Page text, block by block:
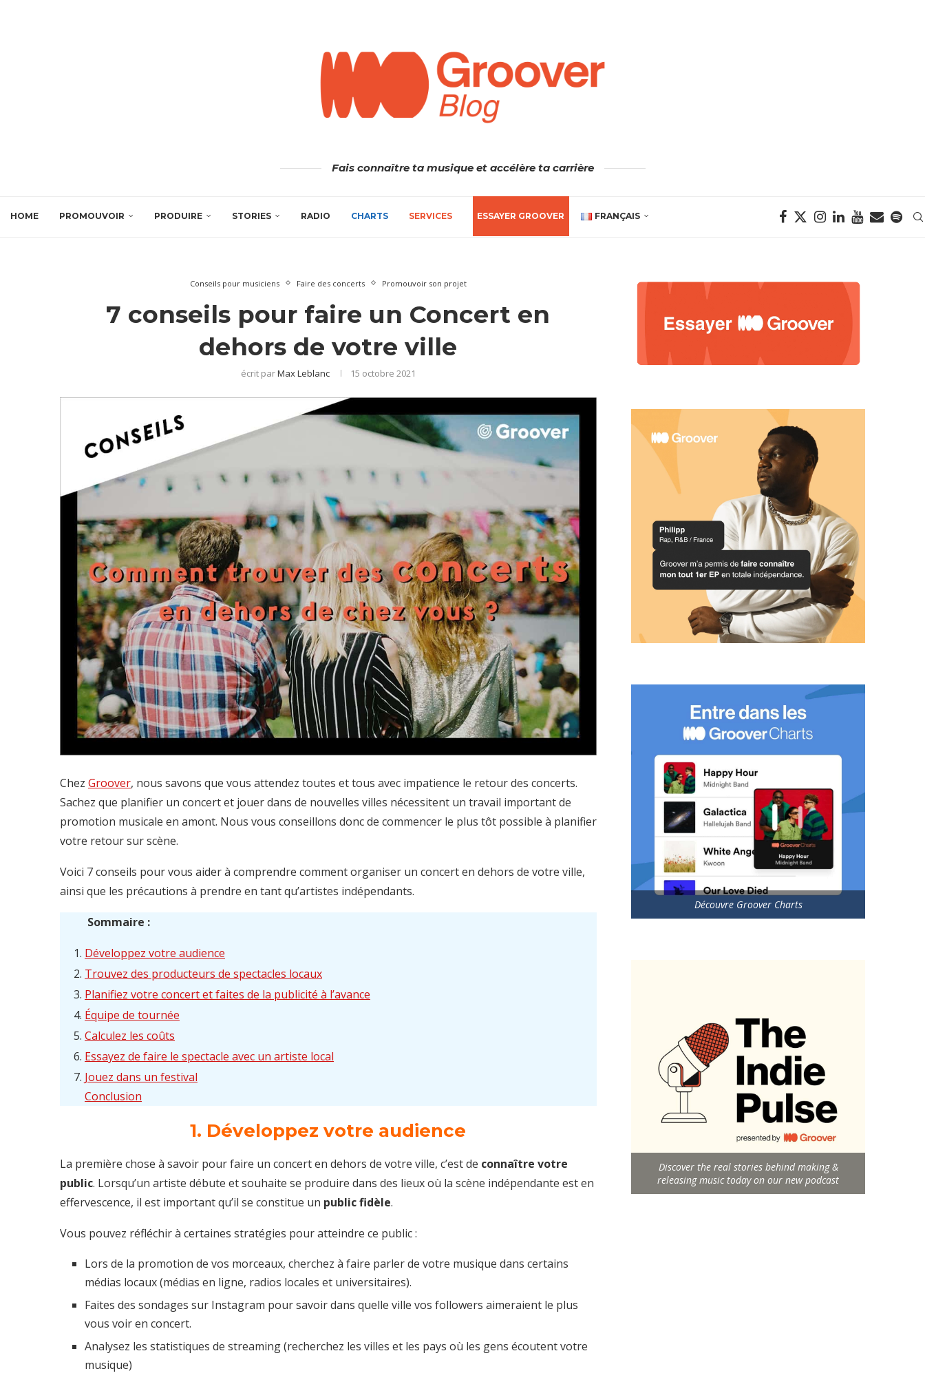
Fais connaître ta musique et accélère ta carrière
HOME PROMOUVOIR PRODUIRE STORIES RADIO CHARTS SERVICES ESSAYER GROOVER FRANÇAIS
Conseils pour musiciens Faire des concerts Promouvoir son projet
7 conseils pour faire un Concert en
dehors de votre ville
écrit parMax Leblanc 15 octobre 2021
Chez Groover, nous savons que vous attendez toutes et tous avec impatience le retour des concerts.
Sachez que planifier un concert et jouer dans de nouvelles villes nécessitent un travail important de
promotion musicale en amont. Nous vous conseillons donc de commencer le plus tôt possible à planifier
votre retour sur scène.
Voici 7 conseils pour vous aider à comprendre comment organiser un concert en dehors de votre ville,
ainsi que les précautions à prendre en tant qu’artistes indépendants.
Sommaire :
Développez votre audience
Trouvez des producteurs de spectacles locaux
Planifiez votre concert et faites de la publicité à l’avance
Équipe de tournée
Calculez les coûts
Essayez de faire le spectacle avec un artiste local
Jouez dans un festival
Conclusion
1. Développez votre audience
La première chose à savoir pour faire un concert en dehors de votre ville, c’est de connaître votre
public. Lorsqu’un artiste débute et souhaite se produire dans des lieux où la scène indépendante est en
effervescence, il est important qu’il se constitue un public fidèle.
Vous pouvez réfléchir à certaines stratégies pour atteindre ce public :
Lors de la promotion de vos morceaux, cherchez à faire parler de votre musique dans certains
médias locaux (médias en ligne, radios locales et universitaires).
Faites des sondages sur Instagram pour savoir dans quelle ville vos followers aimeraient le plus
vous voir en concert.
Analysez les statistiques de streaming (recherchez les villes et les pays où les gens écoutent votre
musique)
Découvre Groover Charts
Discover the real stories behind making &
releasing music today on our new podcast